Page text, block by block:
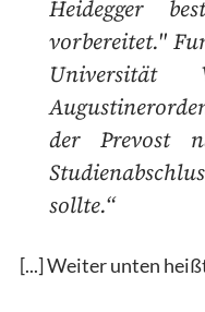
Heidegger
vorbereitet."
Universität
der Prevost
sollte.“
[...] Weiter unten